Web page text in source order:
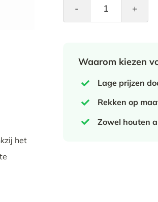
het
Waarom kiezen
Lage prijzen
Rekken op
Zowel houten